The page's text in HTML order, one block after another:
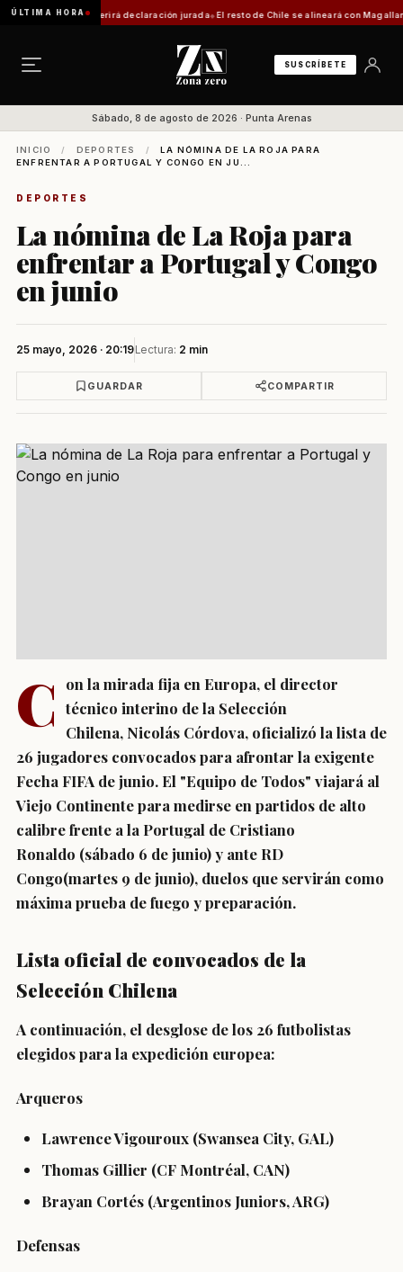
ÚLTIMA HORA
trámite requerirá declaración jurada El resto de Chile se alineará con Magallanes:
SUSCRÍBETE
Sábado, 8 de agosto de 2026 · Punta Arenas
INICIO / DEPORTES /
LA NÓMINA DE LA ROJA PARA
ENFRENTAR A PORTUGAL Y CONGO EN JU...
DEPORTES
La nómina de La Roja para
enfrentar a Portugal y Congo
en junio
25 mayo, 2026 · 20:19Lectura: 2 min
GUARDAR COMPARTIR
C
on la mirada fija en Europa, el director
técnico interino de la Selección
Chilena, Nicolás Córdova, oficializó la lista de
26 jugadores convocados para afrontar la exigente
Fecha FIFA de junio. El "Equipo de Todos" viajará al
Viejo Continente para medirse en partidos de alto
calibre frente a la Portugal de Cristiano
Ronaldo (sábado 6 de junio) y ante RD
Congo(martes 9 de junio), duelos que servirán como
máxima prueba de fuego y preparación.
Lista oficial de convocados de la
Selección Chilena
A continuación, el desglose de los 26 futbolistas
elegidos para la expedición europea:
Arqueros
Lawrence Vigouroux (Swansea City, GAL)
Thomas Gillier (CF Montréal, CAN)
Brayan Cortés (Argentinos Juniors, ARG)
Defensas